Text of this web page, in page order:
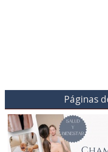
Páginas